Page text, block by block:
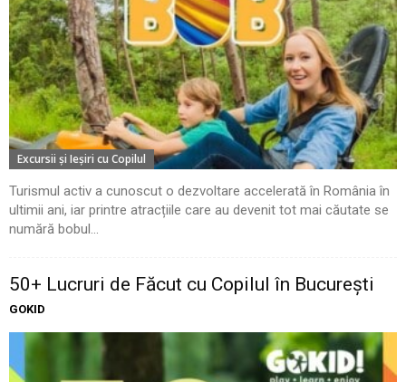
Excursii şi Ieşiri cu Copilul
Turismul activ a cunoscut o dezvoltare accelerată în România în
ultimii ani, iar printre atracțiile care au devenit tot mai căutate se
numără bobul...
50+ Lucruri de Făcut cu Copilul în București
GOKID